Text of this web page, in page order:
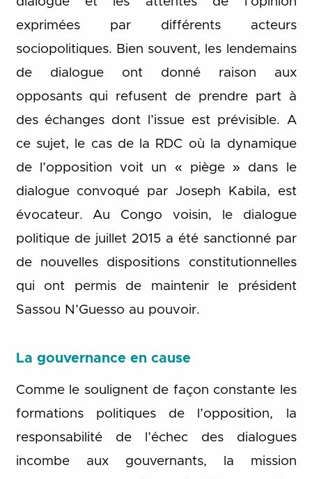
exprimées par différents acteurs
sociopolitiques. Bien souvent, les lendemains
de dialogue ont donné raison aux
opposants qui refusent de prendre part à
des échanges dont l’issue est prévisible. A
ce sujet, le cas de la RDC où la dynamique
de l’opposition voit un « piège » dans le
dialogue convoqué par Joseph Kabila, est
évocateur. Au Congo voisin, le dialogue
politique de juillet 2015 a été sanctionné par
de nouvelles dispositions constitutionnelles
qui ont permis de maintenir le président
Sassou N’Guesso au pouvoir.
La gouvernance en cause
Comme le soulignent de façon constante les
formations politiques de l’opposition, la
responsabilité de l’échec des dialogues
incombe aux gouvernants, la mission